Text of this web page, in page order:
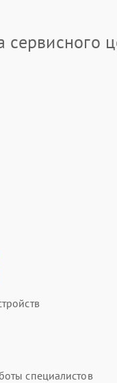
специалистов